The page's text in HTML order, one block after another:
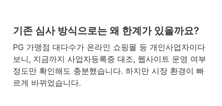
기존 심사 방식으로는 왜 한계가 있을까요?
PG 가맹점 대다수가 온라인 쇼핑몰 등 개인사업자이다
보니, 지금까지 사업자등록증 대조, 웹사이트 운영 여부
정도만 확인해도 충분했습니다. 하지만 시장 환경이 빠
르게 바뀌었습니다.